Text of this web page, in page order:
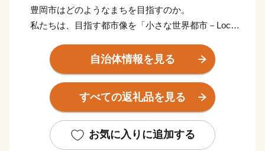
豊岡市はどのようなまちを目指すのか。
私たちは、目指す都市像を「小さな世界都市－Local
「Local」と訳しています。
豊岡というローカルに深く根ざしながら、世界で輝き
「小さくてもいいのだ」という堂々とした態度のまちを
創ろうということです。
必要であると考えています。
自治体情報を見る
すべての返礼品を見る
お気に入りに追加する